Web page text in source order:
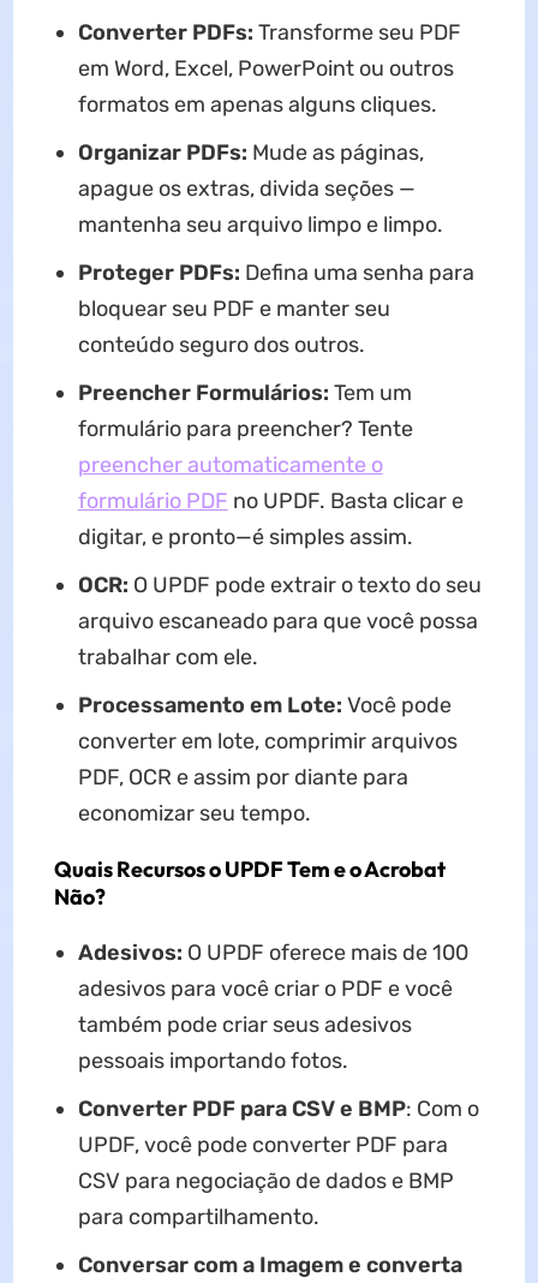
Converter PDFs: Transforme seu PDF
em Word, Excel, PowerPoint ou outros
formatos em apenas alguns cliques.
Organizar PDFs: Mude as páginas,
apague os extras, divida seções —
mantenha seu arquivo limpo e limpo.
Proteger PDFs: Defina uma senha para
bloquear seu PDF e manter seu
conteúdo seguro dos outros.
Preencher Formulários: Tem um
formulário para preencher? Tente
preencher automaticamente o
formulário PDF no UPDF. Basta clicar e
digitar, e pronto—é simples assim.
OCR: O UPDF pode extrair o texto do seu
arquivo escaneado para que você possa
trabalhar com ele.
Processamento em Lote: Você pode
converter em lote, comprimir arquivos
PDF, OCR e assim por diante para
economizar seu tempo.
Quais Recursos o UPDF Tem e o Acrobat
Não?
Adesivos: O UPDF oferece mais de 100
adesivos para você criar o PDF e você
também pode criar seus adesivos
pessoais importando fotos.
Converter PDF para CSV e BMP: Com o
UPDF, você pode converter PDF para
CSV para negociação de dados e BMP
para compartilhamento.
Conversar com a Imagem e converta